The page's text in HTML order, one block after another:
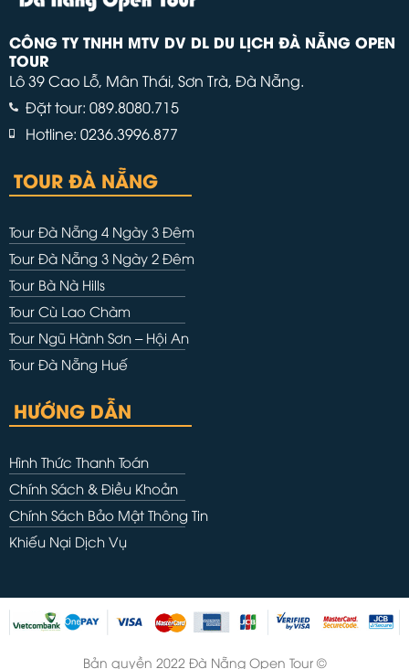
CÔNG TY TNHH MTV DV DL DU LỊCH ĐÀ NẴNG OPEN
TOUR
Lô 39 Cao Lỗ, Mân Thái, Sơn Trà, Đà Nẵng.
Đặt tour: 089.8080.715
Hotline: 0236.3996.877
TOUR ĐÀ NẴNG
Tour Đà Nẵng 4 Ngày 3 Đêm
Tour Đà Nẵng 3 Ngày 2 Đêm
Tour Bà Nà Hills
Tour Cù Lao Chàm
Tour Ngũ Hành Sơn – Hội An
Tour Đà Nẵng Huế
HƯỚNG DẪN
Hình Thức Thanh Toán
Chính Sách & Điều Khoản
Chính Sách Bảo Mật Thông Tin
Khiếu Nại Dịch Vụ
Bản quyền 2022 Đà Nẵng Open Tour ©